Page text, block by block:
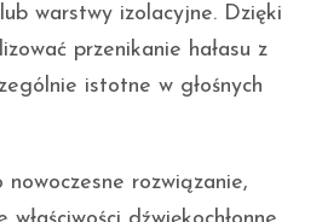
warstwy izolacyjne. Dzięki
przenikanie hałasu z
istotne w głośnych
rozwiązanie,